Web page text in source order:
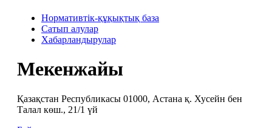
Нормативтік-құқықтық база
Сатып алулар
Хабарландырулар
Мекенжайы
Қазақстан Республикасы 01000, Астана қ. Хусейн бен
Талал көш., 21/1 үй